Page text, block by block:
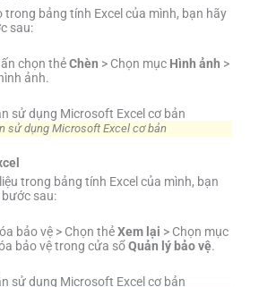
trong bảng tính Excel của mình, bạn hãy
sau:
chọn thẻChèn > Chọn mục Hình ảnh >
ảnh.
sử dụng Microsoft Excel cơ bản
trong bảng tính Excel của mình, bạn
sau:
bảo vệ > Chọn thẻXem lại > Chọn mục
bảo vệ trong cửa sổQuản lý bảo vệ.